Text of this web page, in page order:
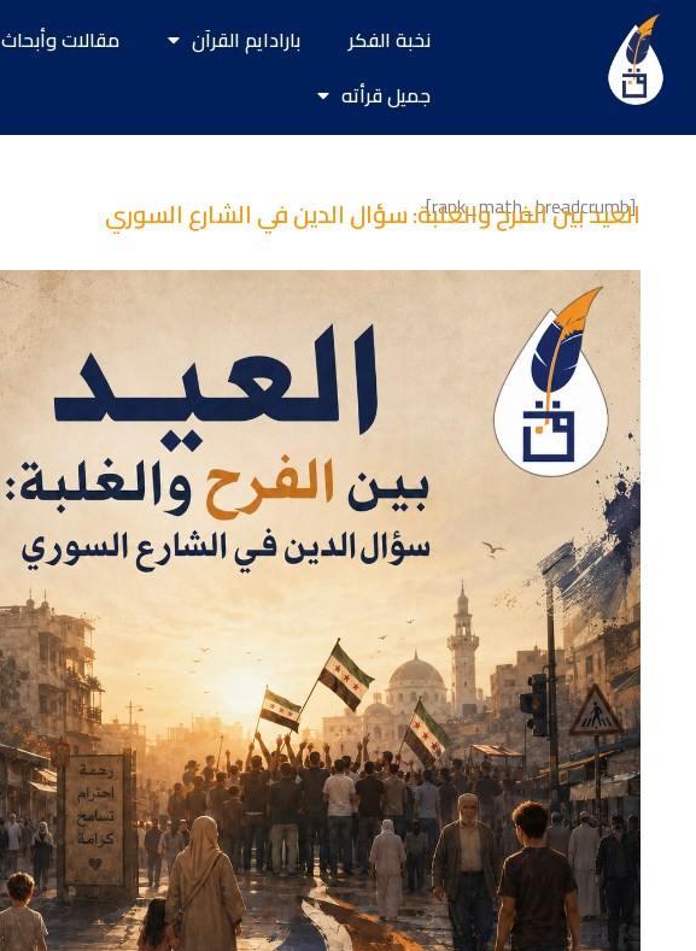
تخطي
المحتوى
نخبة الفكر بارادايم القرآن مقالات وأبحاث
جميل قرأته
[rank_math_breadcrumb]
العيد بين الفرح والغلبة: سؤال الدين في الشارع السوري